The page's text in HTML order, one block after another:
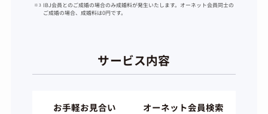
IBJ会員とのご成婚の場合のみ成婚料が発生いたします。オーネット会員同士の
ご成婚の場合、成婚料は0円です。
サービス内容
お手軽お見合い オーネット会員検索